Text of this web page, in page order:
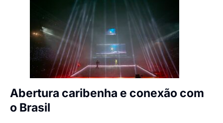
Abertura caribenha e conexão com
o Brasil